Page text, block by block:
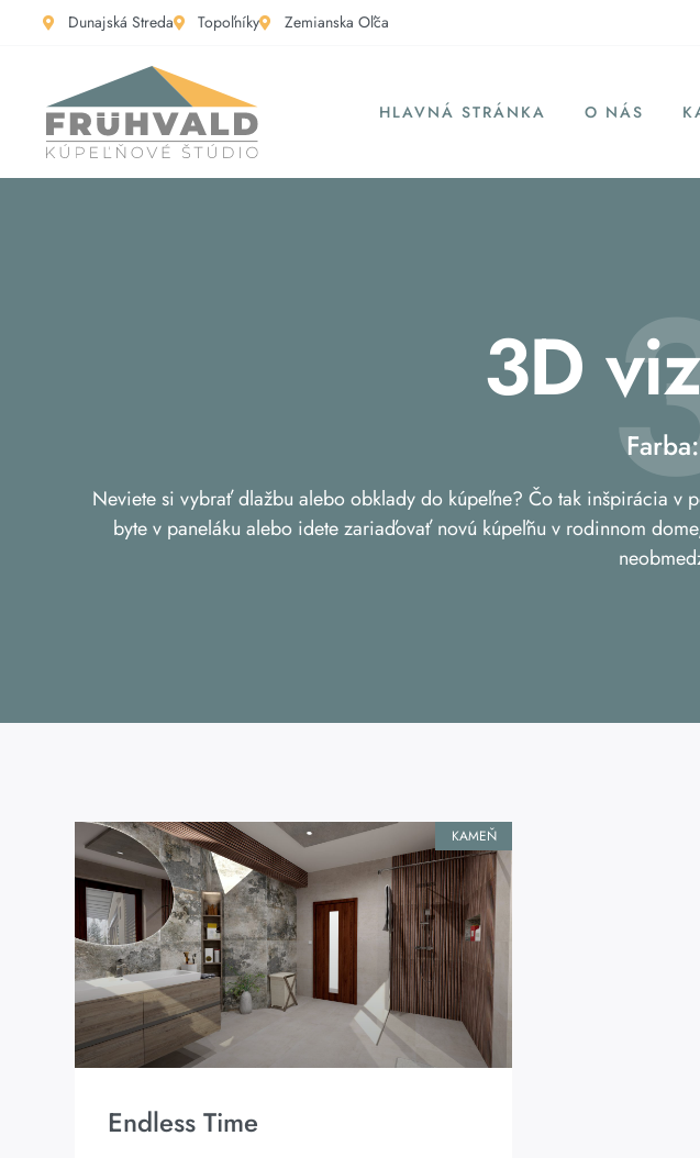
Dunajská Streda Topoľníky Zemianska Oľča
HLAVNÁ STRÁNKA O NÁS
3D
Neviete si vybrať dlažbu alebo obklady do kúpeľne? Čo tak inšpirácia
byte v paneláku alebo idete zariaďovať novú kúpeľňu v rodinnom
KAMEŇ
Endless Time